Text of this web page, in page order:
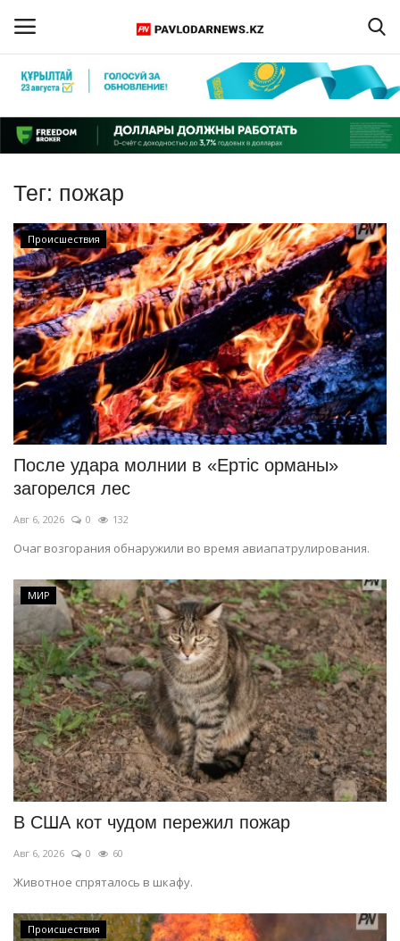
Регистрация
Главная
Обратная связь
ПАВЛОДАРСКАЯ ОБЛАСТЬ
КАЗАХСТАН
МИР
СПЕЦПРОЕКТЫ
СПОРТ
Чек-лист
РАЗВЛЕЧЕНИЯ
Курултай
Язык
Қазақша Русский
Тег: пожар
Происшествия
После удара молнии в «Ертіс орманы»
загорелся лес
Авг 6, 2026 0 132
Очаг возгорания обнаружили во время авиапатрулирования.
МИР
В США кот чудом пережил пожар
Авг 6, 2026 0 60
Животное спряталось в шкафу.
Происшествия